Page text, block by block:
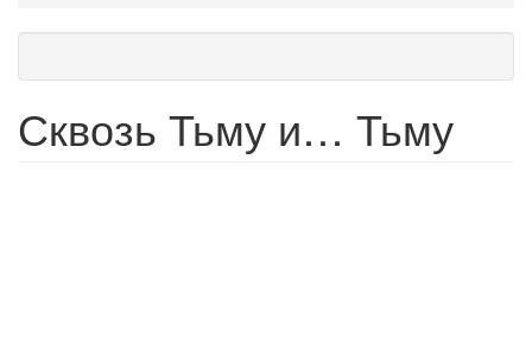
Сквозь Тьму и… Тьму